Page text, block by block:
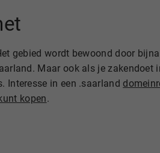
gebied wordt bewoond door
Maar ook als je zakendoet
Interesse in een .saarland
kopen.